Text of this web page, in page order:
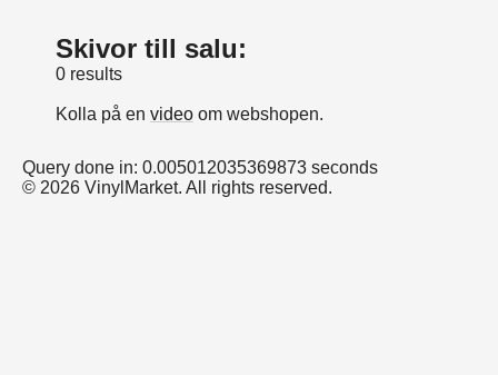
Skivor till salu:
0 results
Kolla på en video om webshopen.
Query done in: 0.005012035369873 seconds
© 2026 VinylMarket. All rights reserved.